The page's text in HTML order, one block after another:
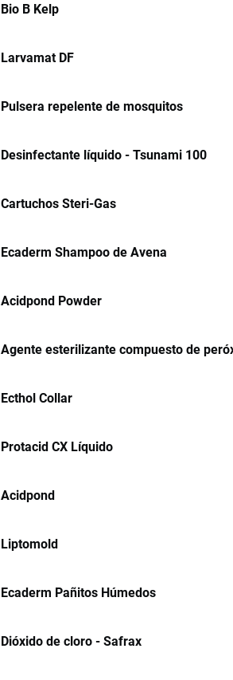
Bio B Kelp
Larvamat DF
Pulsera repelente de mosquitos
Desinfectante líquido - Tsunami 100
Cartuchos Steri-Gas
Ecaderm Shampoo de Avena
Acidpond Powder
Agente esterilizante compuesto de
Ecthol Collar
Protacid CX Líquido
Acidpond
Liptomold
Ecaderm Pañitos Húmedos
Dióxido de cloro - Safrax